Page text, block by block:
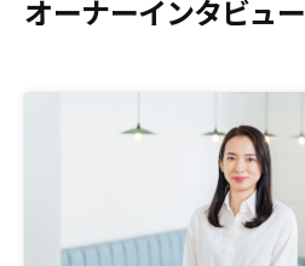
オーナーインタビュー